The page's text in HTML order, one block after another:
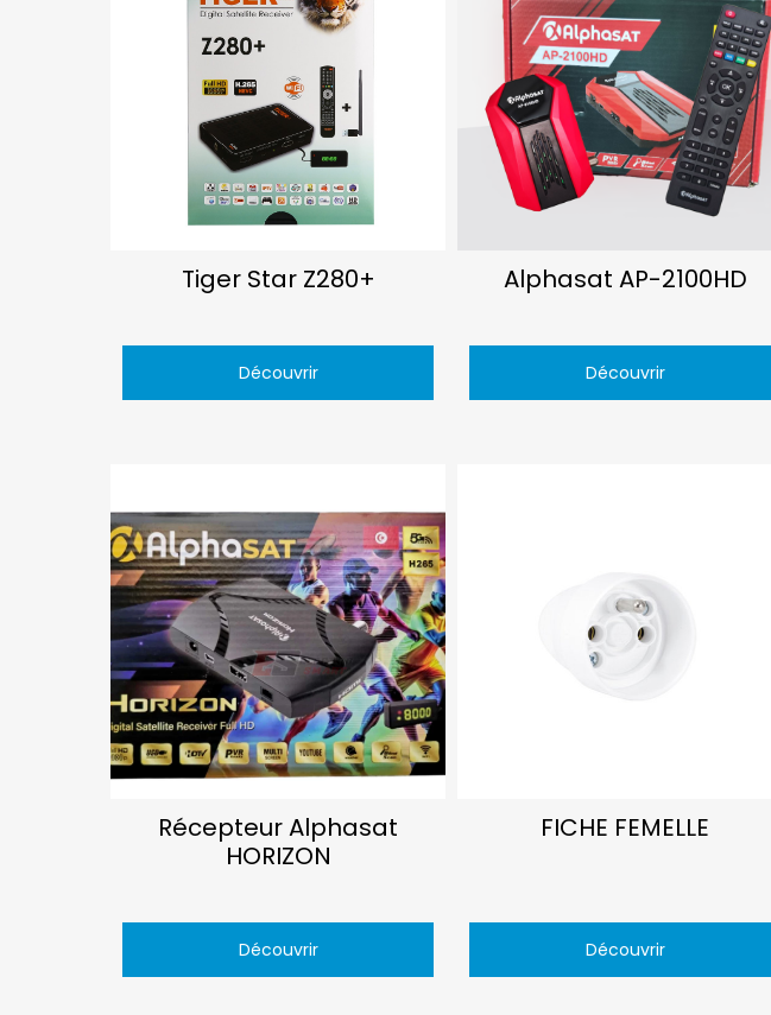
Tiger Star Z280+
Découvrir
Alphasat AP-2100HD
Découvrir
Récepteur Alphasat
HORIZON
Découvrir
FICHE FEMELLE
Découvrir